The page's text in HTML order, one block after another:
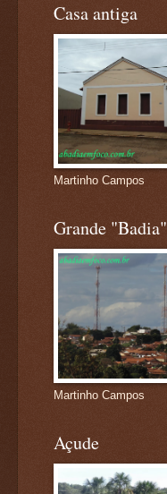
Casa antiga
Martinho Campos
Grande "Badia"
Martinho Campos
Açude